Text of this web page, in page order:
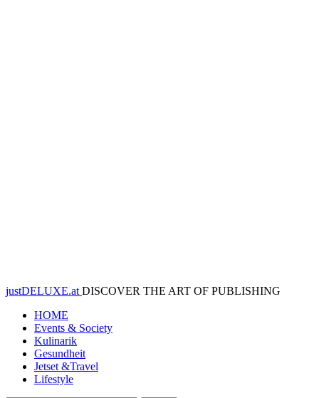
justDELUXE.at DISCOVER THE ART OF PUBLISHING
HOME
Events & Society
Kulinarik
Gesundheit
Jetset &Travel
Lifestyle